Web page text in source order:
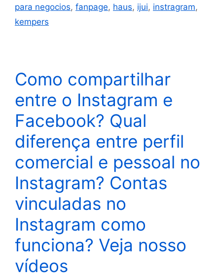
para negocios, fanpage, haus, ijui, instragram,
kempers
Como compartilhar
entre o Instagram e
Facebook? Qual
diferença entre perfil
comercial e pessoal no
Instagram? Contas
vinculadas no
Instagram como
funciona? Veja nosso
vídeos